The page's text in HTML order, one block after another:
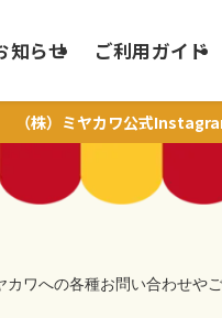
知らせ ご利用ガイド
（株）ミヤカワ公式
ワへの各種お問い合わせや